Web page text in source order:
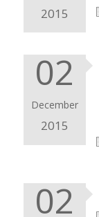
2015
02
December
2015
02